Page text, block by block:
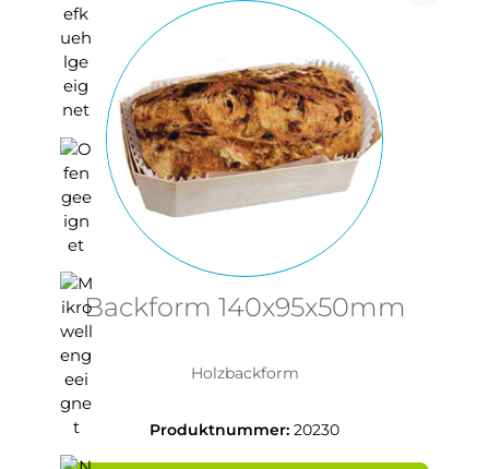
Backform 140x95x50mm
Holzbackform
Produktnummer: 20230